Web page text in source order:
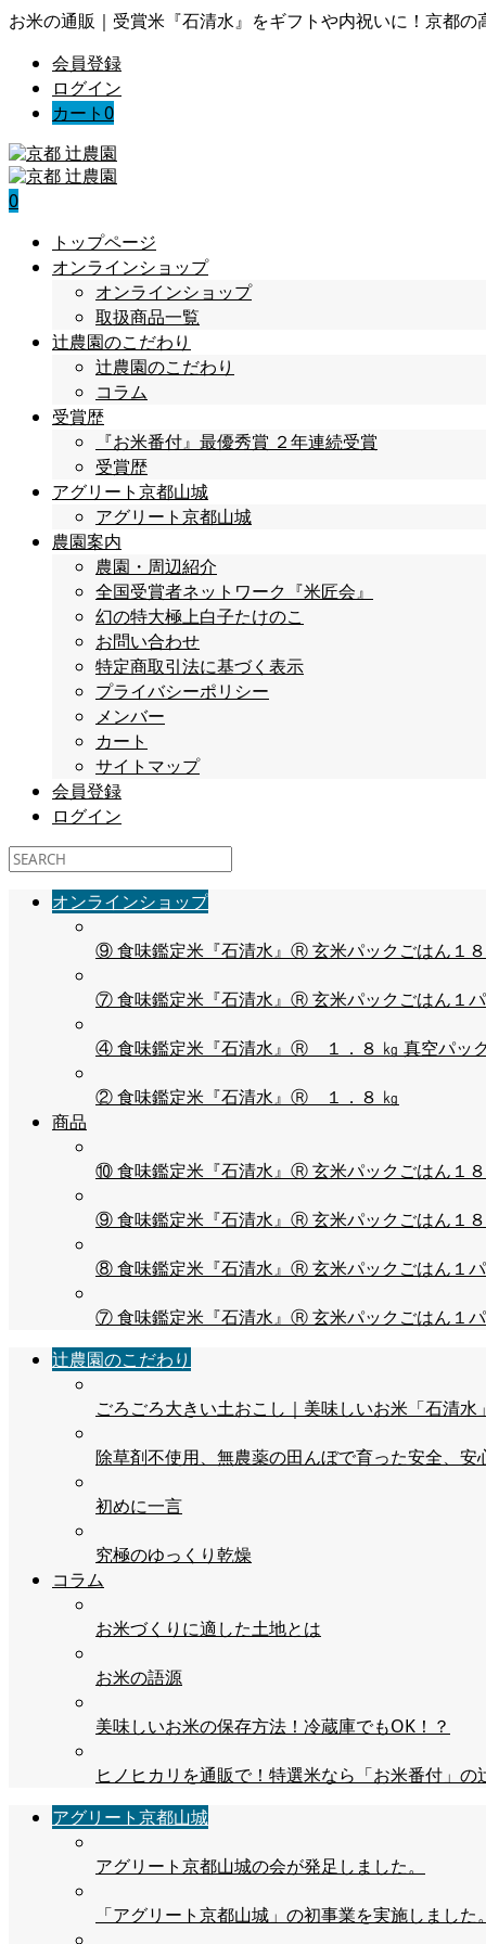
お米の通販｜受賞米『石清水』をギフトや内祝いに！京都の
会員登録
ログイン
カート0
0
トップページ
オンラインショップ
オンラインショップ
取扱商品一覧
辻農園のこだわり
辻農園のこだわり
コラム
受賞歴
『お米番付』最優秀賞 ２年連続受賞
受賞歴
アグリート京都山城
アグリート京都山城
農園案内
農園・周辺紹介
全国受賞者ネットワーク『米匠会』
幻の特大極上白子たけのこ
お問い合わせ
特定商取引法に基づく表示
プライバシーポリシー
メンバー
カート
サイトマップ
会員登録
ログイン
オンラインショップ
⑨ 食味鑑定米『石清水』Ⓡ 玄米パックごはん１
⑦ 食味鑑定米『石清水』Ⓡ 玄米パックごはん１
④ 食味鑑定米『石清水』Ⓡ １．８ ㎏ 真空パッ
② 食味鑑定米『石清水』Ⓡ １．８ ㎏
商品
⑩ 食味鑑定米『石清水』Ⓡ 玄米パックごはん１
⑨ 食味鑑定米『石清水』Ⓡ 玄米パックごはん１
⑧ 食味鑑定米『石清水』Ⓡ 玄米パックごはん１
⑦ 食味鑑定米『石清水』Ⓡ 玄米パックごはん１
辻農園のこだわり
ごろごろ大きい土おこし｜美味しいお米「石清水
除草剤不使用、無農薬の田んぼで育った安全、安
初めに一言
究極のゆっくり乾燥
コラム
お米づくりに適した土地とは
お米の語源
美味しいお米の保存方法！冷蔵庫でもOK！？
ヒノヒカリを通販で！特選米なら「お米番付」の
アグリート京都山城
アグリート京都山城の会が発足しました。
「アグリート京都山城」の初事業を実施しました。